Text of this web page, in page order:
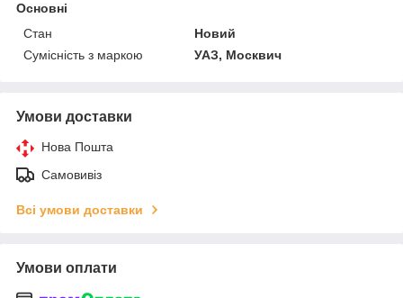
Основні
Стан
Новий
Сумісність з маркою
УАЗ, Москвич
Умови доставки
Нова Пошта
Самовивіз
Всі умови доставки
Умови оплати